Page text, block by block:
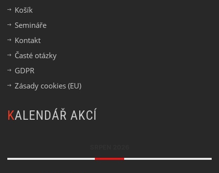
Košík
Semináře
Kontakt
Časté otázky
GDPR
Zásady cookies (EU)
KALENDÁŘ AKCÍ